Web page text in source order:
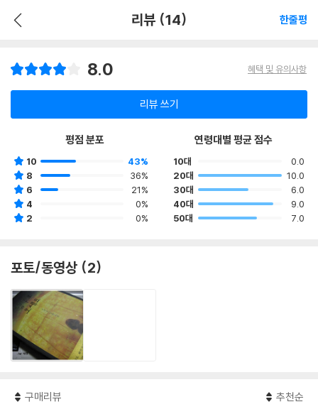
리뷰 (14) 한줄평
8.0 혜택 및 유의사항
리뷰 쓰기
평점 분포
10
43%
8
36%
6
21%
4
0%
2
0%
연령대별 평균 점수
10대
0.0
20대
10.0
30대
6.0
40대
9.0
50대
7.0
포토/동영상 (2)
구매리뷰 추천순